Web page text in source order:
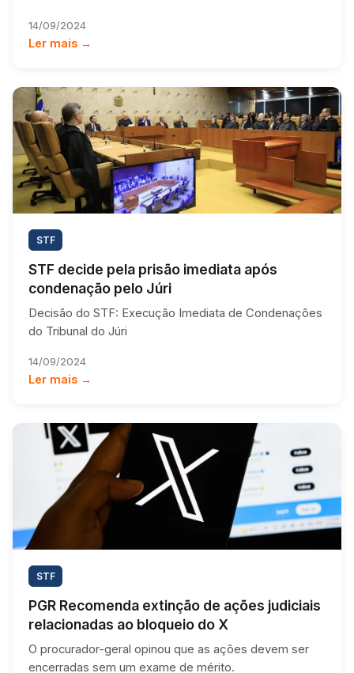
14/09/2024
Ler mais →
STF
STF decide pela prisão imediata após
condenação pelo Júri
Decisão do STF: Execução Imediata de Condenações
do Tribunal do Júri
14/09/2024
Ler mais →
STF
PGR Recomenda extinção de ações judiciais
relacionadas ao bloqueio do X
O procurador-geral opinou que as ações devem ser
encerradas sem um exame de mérito.